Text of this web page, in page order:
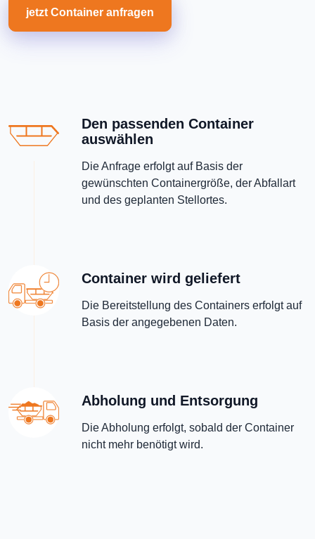
jetzt Container anfragen
Den passenden Container
auswählen
Die Anfrage erfolgt auf Basis der
gewünschten Containergröße, der Abfallart
und des geplanten Stellortes.
Container wird geliefert
Die Bereitstellung des Containers erfolgt auf
Basis der angegebenen Daten.
Abholung und Entsorgung
Die Abholung erfolgt, sobald der Container
nicht mehr benötigt wird.